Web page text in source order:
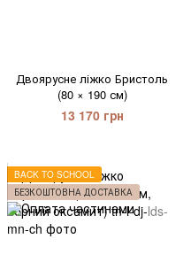
Двоярусне ліжко Бристоль
(80 × 190 см)
13 170 грн
BACK TO SCHOOL
БЕЗКОШТОВНА ДОСТАВКА